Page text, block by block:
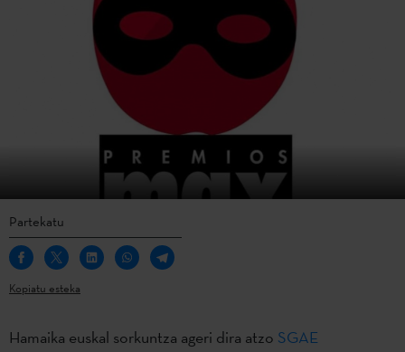
Partekatu
Kopiatu esteka
Hamaika euskal sorkuntza ageri dira atzo SGAE